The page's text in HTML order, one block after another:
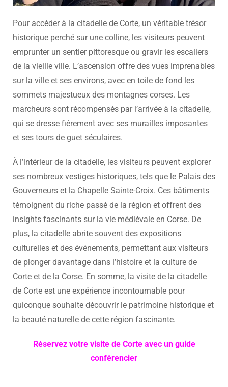
Pour accéder à la citadelle de Corte, un véritable trésor
historique perché sur une colline, les visiteurs peuvent
emprunter un sentier pittoresque ou gravir les escaliers
de la vieille ville. L’ascension offre des vues imprenables
sur la ville et ses environs, avec en toile de fond les
sommets majestueux des montagnes corses. Les
marcheurs sont récompensés par l’arrivée à la citadelle,
qui se dresse fièrement avec ses murailles imposantes
et ses tours de guet séculaires.
À l’intérieur de la citadelle, les visiteurs peuvent explorer
ses nombreux vestiges historiques, tels que le Palais des
Gouverneurs et la Chapelle Sainte-Croix. Ces bâtiments
témoignent du riche passé de la région et offrent des
insights fascinants sur la vie médiévale en Corse. De
plus, la citadelle abrite souvent des expositions
culturelles et des événements, permettant aux visiteurs
de plonger davantage dans l’histoire et la culture de
Corte et de la Corse. En somme, la visite de la citadelle
de Corte est une expérience incontournable pour
quiconque souhaite découvrir le patrimoine historique et
la beauté naturelle de cette région fascinante.
Réservez votre visite de Corte avec un guide
conférencier